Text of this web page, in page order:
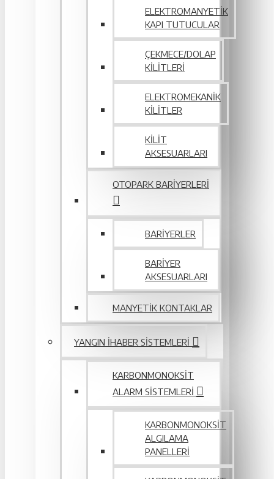
ELEKTROMANYETIK
KAPI TUTUCULAR
ÇEKMECE/DOLAP
KILITLERI
ELEKTROMEKANIK
KILITLER
KILIT
AKSESUARLARI
OTOPARK BARIYERLERI
BARIYERLER
BARIYER
AKSESUARLARI
MANYETIK KONTAKLAR
YANGIN IHABER SISTEMLERI
KARBONMONOKSIT
ALARM SISTEMLERI
KARBONMONOKSIT
ALGILAMA
PANELLERI